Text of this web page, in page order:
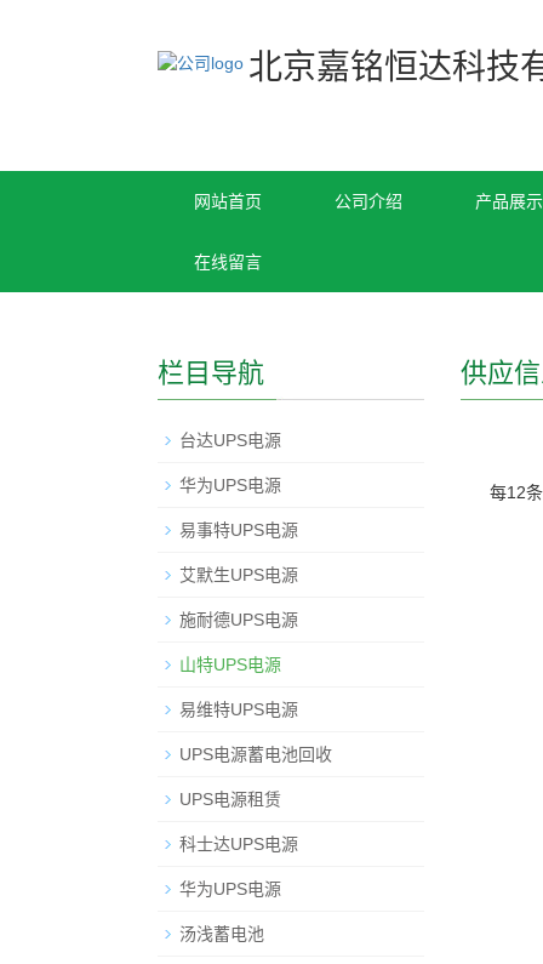
北京嘉铭恒达科技
网站首页 公司介绍 产品展示
在线留言
供应
每12
栏目导航
台达UPS电源
华为UPS电源
易事特UPS电源
艾默生UPS电源
施耐德UPS电源
山特UPS电源
易维特UPS电源
UPS电源蓄电池回收
UPS电源租赁
科士达UPS电源
华为UPS电源
汤浅蓄电池